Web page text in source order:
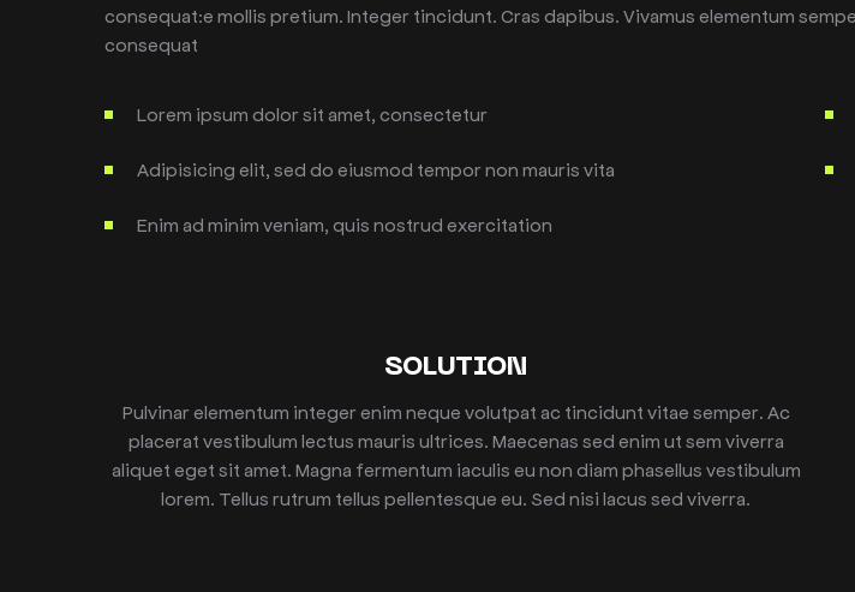
consequat:e mollis pretium. Integer tincidunt. Cras dapibus. Vivamus elementum
consequat
Lorem ipsum dolor sit amet, consectetur
Adipisicing elit, sed do eiusmod tempor non mauris vita
Enim ad minim veniam, quis nostrud exercitation
SOLUTION
Pulvinar elementum integer enim neque volutpat ac tincidunt vitae semper. Ac
placerat vestibulum lectus mauris ultrices. Maecenas sed enim ut sem viverra
aliquet eget sit amet. Magna fermentum iaculis eu non diam phasellus vestibulum
lorem. Tellus rutrum tellus pellentesque eu. Sed nisi lacus sed viverra.